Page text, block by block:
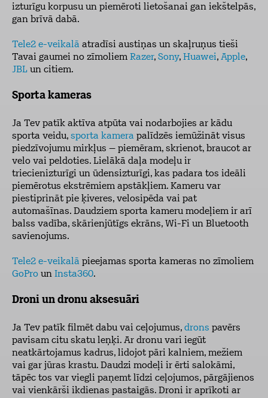
izturīgu korpusu un piemēroti lietošanai gan iekštelpās,
gan brīvā dabā.
Tele2 e-veikalā atradīsi austiņas un skaļruņus tieši
Tavai gaumei no zīmoliem Razer, Sony, Huawei, Apple,
JBL un citiem.
Sporta kameras
Ja Tev patīk aktīva atpūta vai nodarbojies ar kādu
sporta veidu, sporta kamera palīdzēs iemūžināt visus
piedzīvojumu mirkļus – piemēram, skrienot, braucot ar
velo vai peldoties. Lielākā daļa modeļu ir
triecienizturīgi un ūdensizturīgi, kas padara tos ideāli
piemērotus ekstrēmiem apstākļiem. Kameru var
piestiprināt pie ķiveres, velosipēda vai pat
automašīnas. Daudziem sporta kameru modeļiem ir arī
balss vadība, skārienjūtīgs ekrāns, Wi-Fi un Bluetooth
savienojums.
Tele2 e-veikalā pieejamas sporta kameras no zīmoliem
GoPro un Insta360.
Droni un dronu aksesuāri
Ja Tev patīk filmēt dabu vai ceļojumus, drons pavērs
pavisam citu skatu leņķi. Ar dronu vari iegūt
neatkārtojamus kadrus, lidojot pāri kalniem, mežiem
vai gar jūras krastu. Daudzi modeļi ir ērti salokāmi,
tāpēc tos var viegli paņemt līdzi ceļojumos, pārgājienos
vai vienkārši ikdienas pastaigās. Droni ir aprīkoti ar